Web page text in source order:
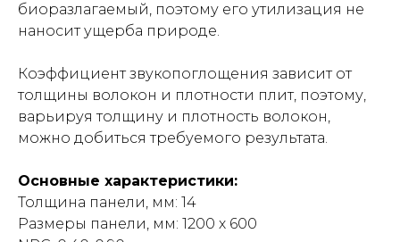
биоразлагаемый, поэтому его утилизация не
наносит ущерба природе.
Коэффициент звукопоглощения зависит от
толщины волокон и плотности плит, поэтому,
варьируя толщину и плотность волокон,
можно добиться требуемого результата.
Основные характеристики:
Толщина панели, мм: 14
Размеры панели, мм: 1200 х 600